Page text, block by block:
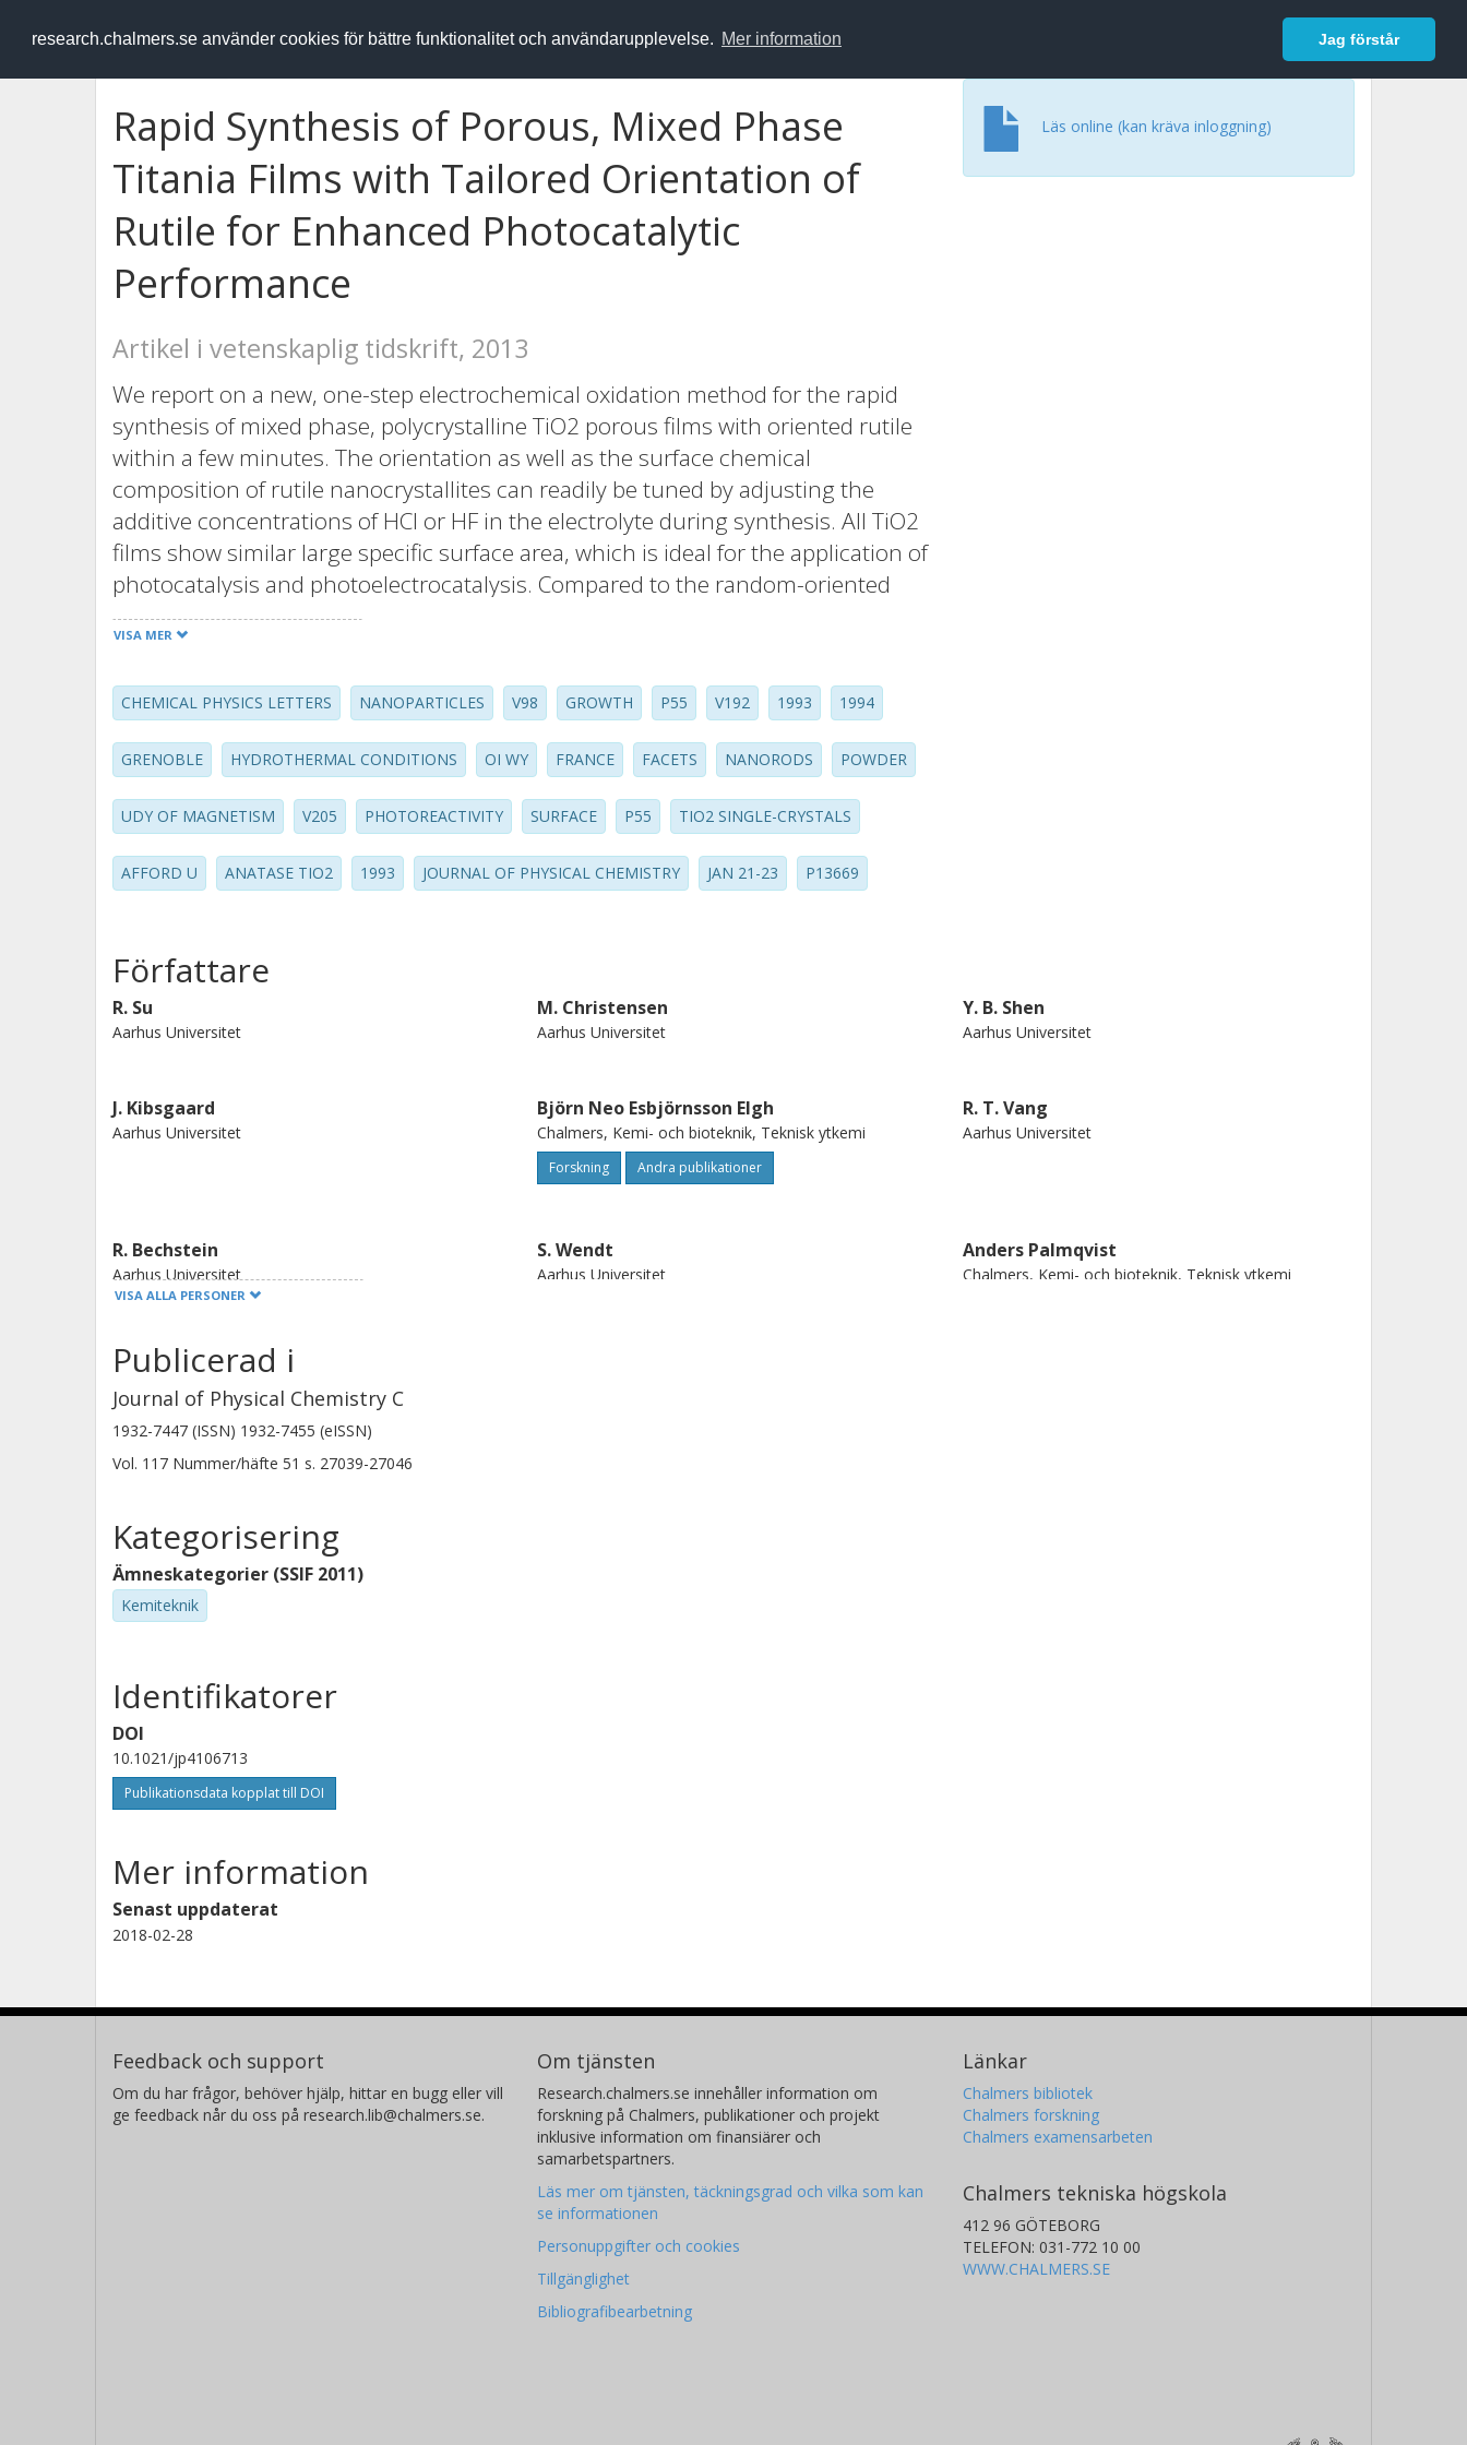
research.chalmers.se använder cookies för bättre funktionalitet och användarupplevelse. Mer information Jag förstår
RESEARCH.chalmers.se Logga in
Rapid Synthesis of Porous, Mixed Phase
Titania Films with Tailored Orientation of
Rutile for Enhanced Photocatalytic
Performance
Artikel i vetenskaplig tidskrift, 2013
We report on a new, one-step electrochemical oxidation method for the rapid
synthesis of mixed phase, polycrystalline TiO2 porous films with oriented rutile
within a few minutes. The orientation as well as the surface chemical
composition of rutile nanocrystallites can readily be tuned by adjusting the
additive concentrations of HCl or HF in the electrolyte during synthesis. All TiO2
films show similar large specific surface area, which is ideal for the application of
photocatalysis and photoelectrocatalysis. Compared to the random-oriented
TiO2 film, films with an increasing portion of exposed rutile (101) facets were
found to be characterized by enhanced photocatalytic oxidation and
photoelectrochemical performances. We also observed a synergistic promotion
effect of the orientation and surface F impurity. Most interesting, our tailor-
oriented porous TiO2 films prepared using HF as additive show an impressive
photocurrent generation at zero bias, which is similar to 50 times higher
compared to that of the random-oriented TiO2 film.
VISA MER
CHEMICAL PHYSICS LETTERS NANOPARTICLES V98 GROWTH P55 V192 1993 1994
GRENOBLE HYDROTHERMAL CONDITIONS OI WY FRANCE FACETS NANORODS POWDER
UDY OF MAGNETISM V205 PHOTOREACTIVITY SURFACE P55 TIO2 SINGLE-CRYSTALS
AFFORD U ANATASE TIO2 1993 JOURNAL OF PHYSICAL CHEMISTRY JAN 21-23 P13669
Läs online (kan kräva inloggning)
Författare
R. Su
Aarhus Universitet
M. Christensen
Aarhus Universitet
Y. B. Shen
Aarhus Universitet
J. Kibsgaard
Aarhus Universitet
Björn Neo Esbjörnsson Elgh
Chalmers, Kemi- och bioteknik, Teknisk ytkemi
Forskning Andra publikationer
R. T. Vang
Aarhus Universitet
R. Bechstein
Aarhus Universitet
S. Wendt
Aarhus Universitet
Anders Palmqvist
Chalmers, Kemi- och bioteknik, Teknisk ytkemi
B. B. Iversen
Aarhus Universitet
VISA ALLA PERSONER
Publicerad i
Journal of Physical Chemistry C
1932-7447 (ISSN) 1932-7455 (eISSN)
Vol. 117 Nummer/häfte 51 s. 27039-27046
Kategorisering
Ämneskategorier (SSIF 2011)
Kemiteknik
Identifikatorer
DOI
10.1021/jp4106713
Publikationsdata kopplat till DOI
Mer information
Senast uppdaterat
2018-02-28
Feedback och support
Om du har frågor, behöver hjälp, hittar en bugg eller vill
ge feedback når du oss på research.lib@chalmers.se.
Om tjänsten
Research.chalmers.se innehåller information om
forskning på Chalmers, publikationer och projekt
inklusive information om finansiärer och
samarbetspartners.
Läs mer om tjänsten, täckningsgrad och vilka som kan
se informationen
Personuppgifter och cookies
Tillgänglighet
Bibliografibearbetning
Länkar
Chalmers bibliotek
Chalmers forskning
Chalmers examensarbeten
Chalmers tekniska högskola
412 96 GÖTEBORG
TELEFON: 031-772 10 00
WWW.CHALMERS.SE